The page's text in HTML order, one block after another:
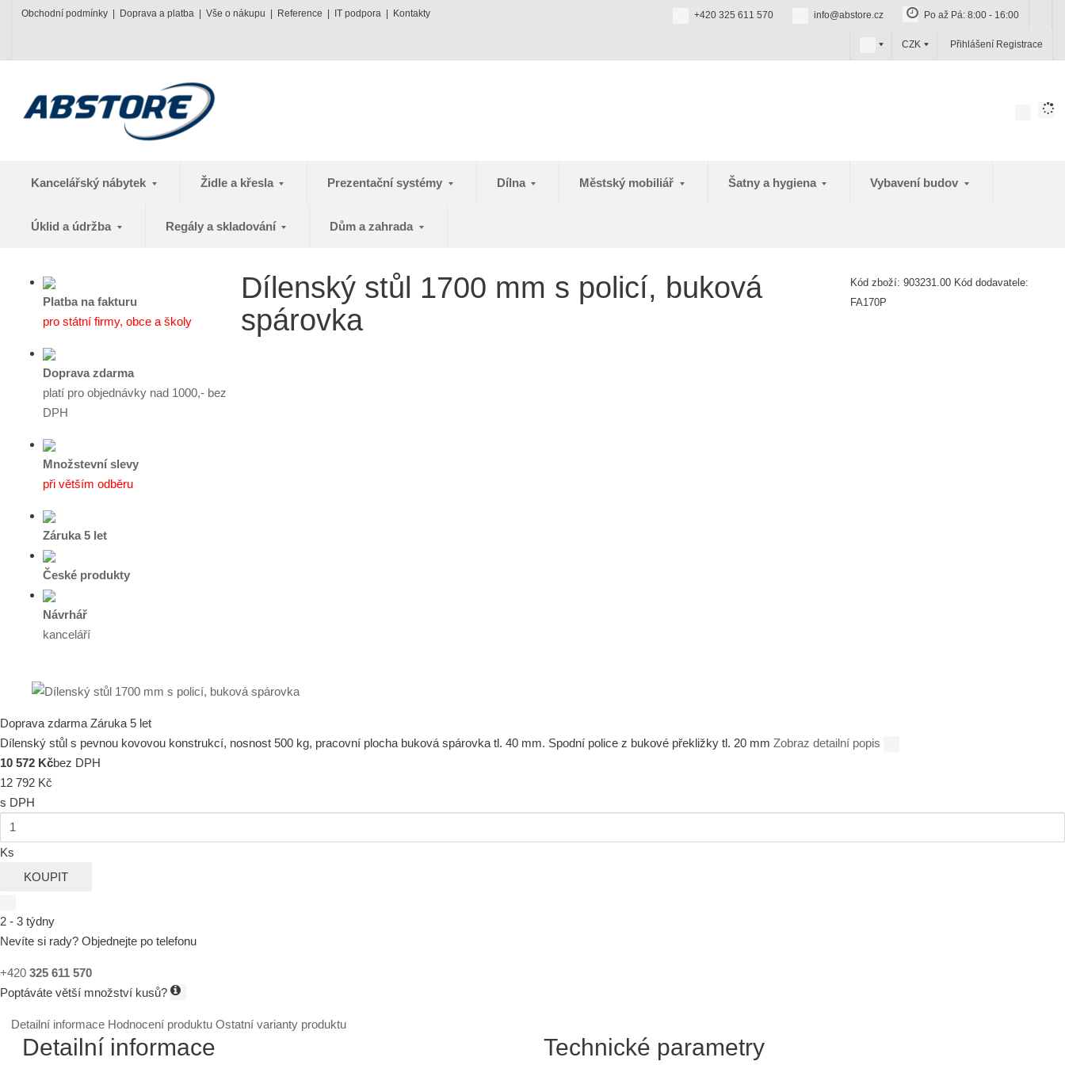
Obchodní podmínky Doprava a platba Vše o nákupu Reference IT podpora Kontakty +420 325 611 570 info@abstore.cz Po až Pá: 8:00 - 16:00
c
z
CZK Přihlášení Registrace
Kancelářský nábytek Židle a křesla Prezentační systémy Dílna Městský mobiliář Šatny a hygiena Vybavení budov
Úklid a údržba Regály a skladování Dům a zahrada
Platba na fakturu
pro státní firmy, obce a školy
Doprava zdarma
platí pro objednávky nad 1000,- bez
DPH
Množstevní slevy
při větším odběru
Záruka 5 let
České produkty
Návrhář
kanceláří
Dílenský stůl 1700 mm s policí, buková
spárovka
Kód zboží:903231.00 Kód dodavatele:
FA170P
Doprava zdarma Záruka 5 let
Dílenský stůl s pevnou kovovou konstrukcí, nosnost 500 kg, pracovní plocha buková spárovka tl. 40 mm. Spodní police z bukové překližky tl. 20 mm Zobraz detailní popis
10 572 Kčbez DPH
12 792 Kč
s DPH
Ks
KOUPIT
2 - 3 týdny
Nevíte si rady? Objednejte po telefonu
+420 325 611 570
Poptáváte větší množství kusů?
Detailní informace Hodnocení produktuOstatní varianty produktu
Detailní informace Technické parametry